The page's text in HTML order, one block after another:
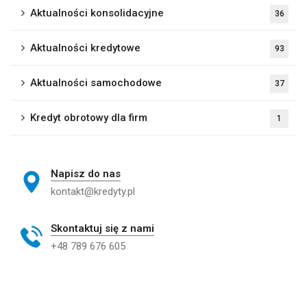
Aktualności konsolidacyjne 36
Aktualności kredytowe 93
Aktualności samochodowe 37
Kredyt obrotowy dla firm 1
Napisz do nas
kontakt@kredyty.pl
Skontaktuj się z nami
+48 789 676 605